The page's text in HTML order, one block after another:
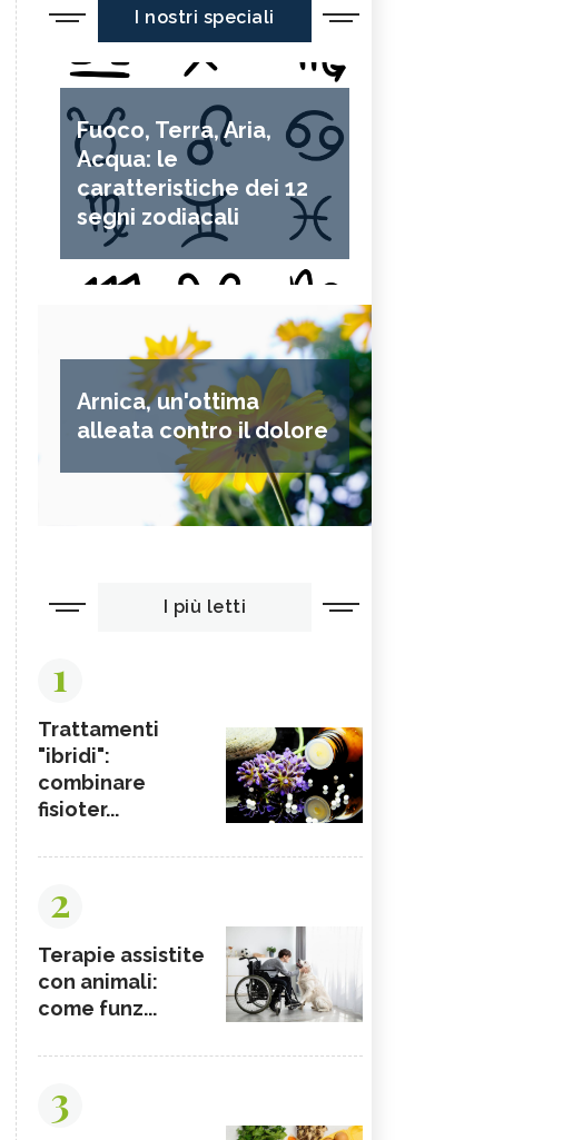
I nostri speciali
Fuoco, Terra, Aria,
Acqua: le
caratteristiche dei 12
segni zodiacali
Arnica, un'ottima
alleata contro il dolore
I più letti
1
Trattamenti
"ibridi":
combinare
fisioter...
2
Terapie assistite
con animali:
come funz...
3